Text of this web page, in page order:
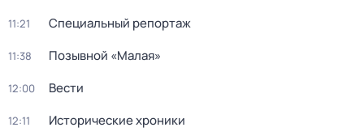
11:21 Специальный репортаж
11:38 Позывной «Малая»
12:00 Вести
12:11 Исторические хроники